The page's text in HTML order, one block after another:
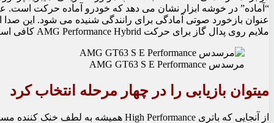
عنوان بازخورد صوتی آمادگی برای رانندگی شنیده می شود. این
ملایم روی پدال گاز برای حرکت AMG Performance Hybrid کافی است.
مرسدس AMG GT63 S E Performance
میتوان بازیابی را در چهار مرحله انتخاب کرد